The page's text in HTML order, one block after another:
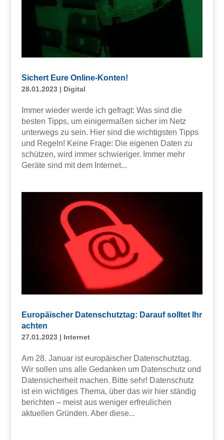
Sichert Eure Online-Konten!
28.01.2023| Digital
Immer wieder werde ich gefragt: Was sind die
besten Tipps, um einigermaßen sicher im Netz
unterwegs zu sein. Hier sind die wichtigsten Tipps
und Regeln! Keine Frage: Die eigenen Daten zu
schützen, wird immer schwieriger. Immer mehr
Geräte sind mit dem Internet...
Europäischer Datenschutztag: Darauf solltet Ihr
achten
27.01.2023| Internet
Am 28. Januar ist europäischer Datenschutztag.
Wir sollen uns alle Gedanken um Datenschutz und
Datensicherheit machen. Bitte sehr! Datenschutz
ist ein wichtiges Thema, über das wir hier ständig
berichten – meist aus weniger erfreulichen
aktuellen Gründen. Aber diese...